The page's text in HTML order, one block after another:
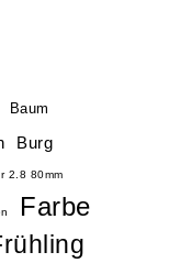
Baum
Burg
2.8 80mm
Farbe